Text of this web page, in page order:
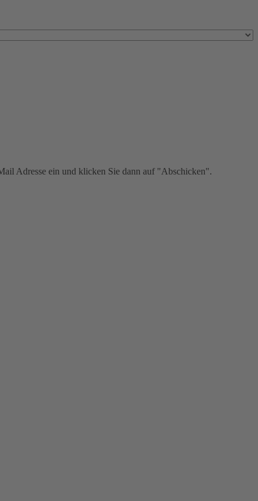
Adresse ein und klicken Sie dann auf "Abschicken".